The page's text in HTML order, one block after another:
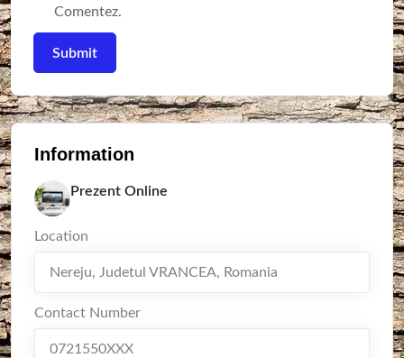
Comentez.
Information
Prezent Online
Location
Nereju, Judetul VRANCEA, Romania
Contact Number
0721550XXX